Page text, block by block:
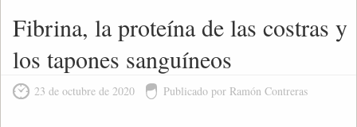
Fibrina, la proteína de las costras y
los tapones sanguíneos
23 de octubre de 2020 Publicado por Ramón Contreras